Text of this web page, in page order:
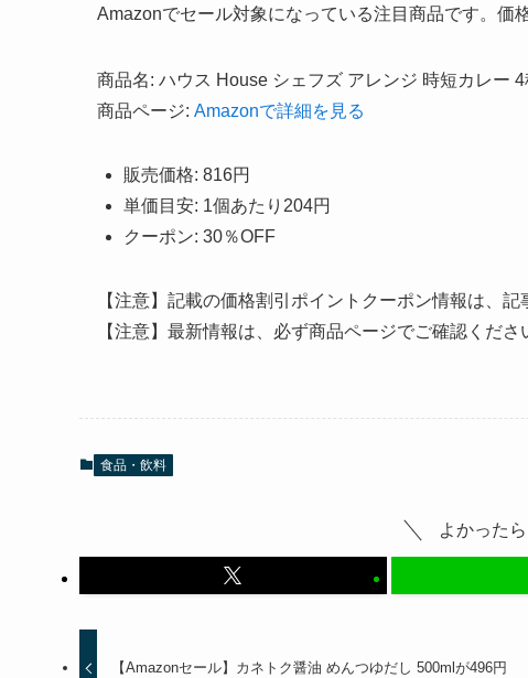
Amazonでセール対象になっている注目商品です。価
商品名: ハウス House シェフズ アレンジ 時短カレー 4
商品ページ: Amazonで詳細を見る
販売価格: 816円
単価目安: 1個あたり204円
クーポン: 30％OFF
【注意】記載の価格割引ポイントクーポン情報は、記
【注意】最新情報は、必ず商品ページでご確認くださ
食品・飲料
よかった
【Amazonセール】カネトク醤油 めんつゆだし 500mlが496円